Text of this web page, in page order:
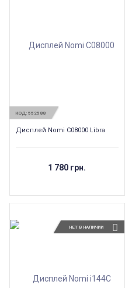
КОД: 552588
Дисплей Nomi C08000 Libra
1 780 грн.
НЕТ В НАЛИЧИИ